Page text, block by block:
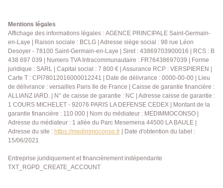
Vésinet ? Le Pecq ou de Sartrouville facilitant les
déplacements vers La Défense et Paris. Disponible le
1er septembre 2026. Loyer: 1 200 € charges
comprises Dépôt de garantie : 1150 € Honoraires
agence: 508 €
Mentions légales
Affichage des informations légales : AGENCE PRINCIPALE Saint-Germain-
en-Laye | Raison sociale : BCLG | Adresse siège social : 98 rue Léon
Desoyer - 78100 Saint-Germain-en-Laye | Siret : 43869703900016 | RCS : B
438 697 039 | Numero TVA Intracommunautaire : FR76438697039 | Forme
juridique : SARL | Capital social : 7 800 € | Assurance RCP : VERSPIEREN |
Carte T : CPI78012016000012241 | Date de délivrance : 0000-00-00 | Lieu
de délivrance : versailles Paris Ile de France | Caisse de garantie financière :
ALLIANZ IARD. | N° de caisse de garantie : NC | Adresse caisse de garantie :
1 COURS MICHELET - 92076 PARIS LA DEFENSE CEDEX | Montant de la
garantie financière : 110 000 | Nom du médiateur : MEDIMMOCONSO |
Adresse du médiateur : 1 allée du Parc Mesemena 44500 LA BAULE |
Adresse du site : https://medimmoconso.fr | Date d'obtention du label :
15/06/2021
Entreprise juridiquement et financièrement indépendante
TXT_RGPD_CREATE_ACCOUNT